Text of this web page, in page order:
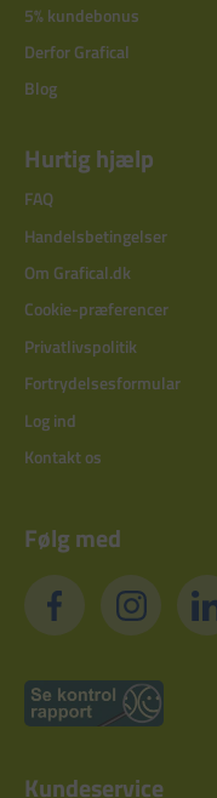
5% kundebonus
Derfor Grafical
Blog
Hurtig hjælp
FAQ
Handelsbetingelser
Om Grafical.dk
Cookie-præferencer
Privatlivspolitik
Fortrydelsesformular
Log ind
Kontakt os
Følg med
Kundeservice